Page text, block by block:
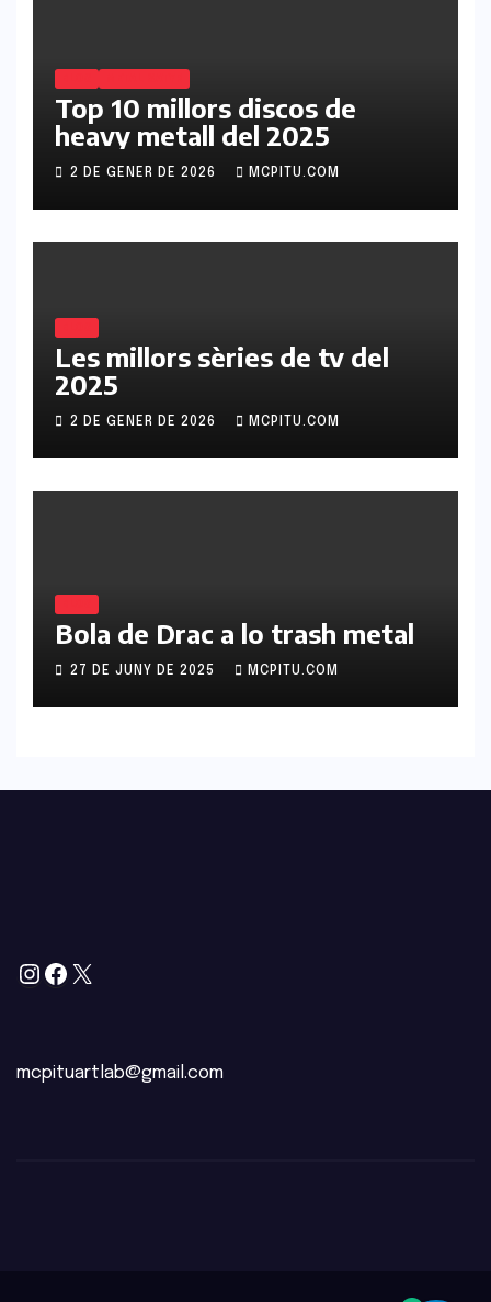
Top 10 millors discos de
heavy metall del 2025
2 DE GENER DE 2026 MCPITU.COM
Les millors sèries de tv del
2025
2 DE GENER DE 2026 MCPITU.COM
Bola de Drac a lo trash metal
27 DE JUNY DE 2025 MCPITU.COM
mcpituartlab@gmail.com